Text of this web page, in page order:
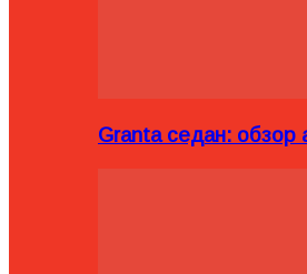
Granta седан: обзор